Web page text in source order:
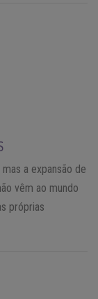
a expansão de
vêm ao mundo
próprias